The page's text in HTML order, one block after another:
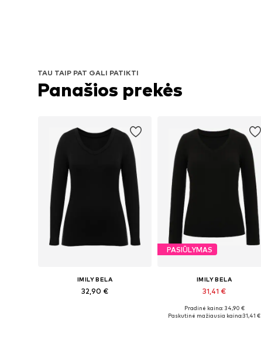
TAU TAIP PAT GALI PATIKTI
Panašios prekės
IMILY BELA
32,90 €
PASIŪLYMAS
IMILY BELA
31,41 €
Galimi dydžiai: S, M, L, XL
Pradinė kaina: 34,90 €
Paskutinė mažiausia kaina:31,41 €